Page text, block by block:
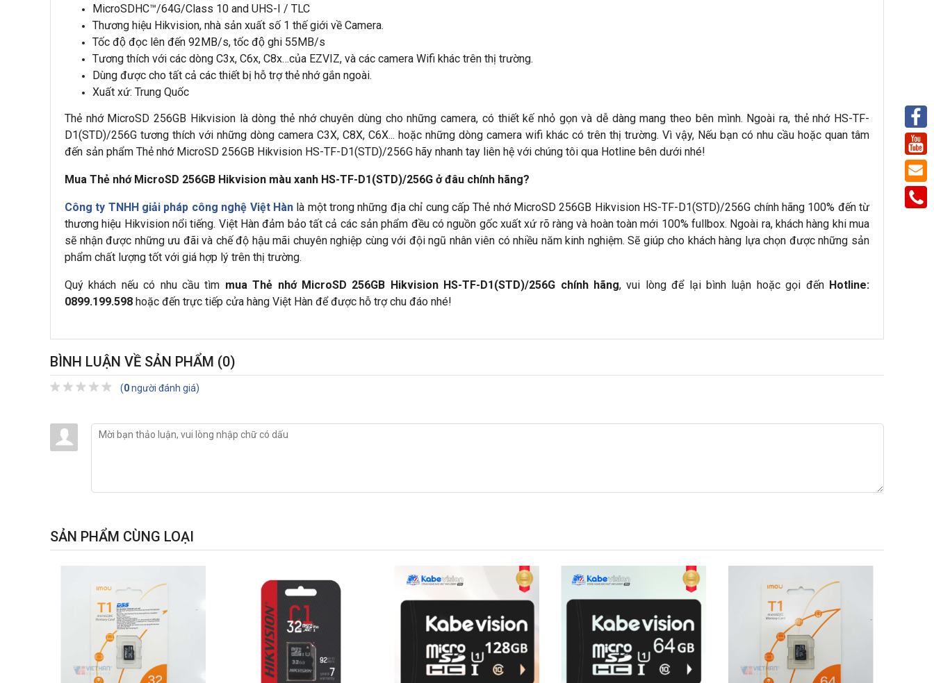
MicroSDHC™/64G/Class 10 and UHS-I / TLC
Thương hiệu Hikvision, nhà sản xuất số 1 thế giới về Camera.
Tốc độ đọc lên đến 92MB/s, tốc độ ghi 55MB/s
Tương thích với các dòng C3x, C6x, C8x…của EZVIZ, và các camera Wifi khác trên thị trường.
Dùng được cho tất cả các thiết bị hỗ trợ thẻ nhớ gắn ngoài.
Xuất xứ: Trung Quốc
Thẻ nhớ MicroSD 256GB Hikvision là dòng thẻ nhớ chuyên dùng cho những camera, có thiết kế nhỏ gọn và dễ dàng mang theo bên mình. Ngoài ra, thẻ nhớ HS-TF-
D1(STD)/256G tương thích với những dòng camera C3X, C8X, C6X... hoặc những dòng camera wifi khác có trên thị trường. Vì vậy, Nếu bạn có nhu cầu hoặc quan tâm
đến sản phẩm Thẻ nhớ MicroSD 256GB Hikvision HS-TF-D1(STD)/256G hãy nhanh tay liên hệ với chúng tôi qua Hotline bên dưới nhé!
Mua Thẻ nhớ MicroSD 256GB Hikvision màu xanh HS-TF-D1(STD)/256G ở đâu chính hãng?
Công ty TNHH giải pháp công nghệ Việt Hàn là một trong những địa chỉ cung cấp Thẻ nhớ MicroSD 256GB Hikvision HS-TF-D1(STD)/256G chính hãng 100% đến từ
thương hiệu Hikvision nổi tiếng. Việt Hàn đảm bảo tất cả các sản phẩm đều có nguồn gốc xuất xứ rõ ràng và hoàn toàn mới 100% fullbox. Ngoài ra, khách hàng khi mua
sẽ nhận được những ưu đãi và chế độ hậu mãi chuyên nghiệp cùng với đội ngũ nhân viên có nhiều năm kinh nghiệm. Sẽ giúp cho khách hàng lựa chọn được những sản
phẩm chất lượng tốt với giá hợp lý trên thị trường.
Quý khách nếu có nhu cầu tìm mua Thẻ nhớ MicroSD 256GB Hikvision HS-TF-D1(STD)/256G chính hãng, vui lòng để lại bình luận hoặc gọi đến Hotline:
0899.199.598 hoặc đến trực tiếp cửa hàng Việt Hàn để được hỗ trợ chu đáo nhé!
BÌNH LUẬN VỀ SẢN PHẨM (0)
(0người đánh giá)
SẢN PHẨM CÙNG LOẠI